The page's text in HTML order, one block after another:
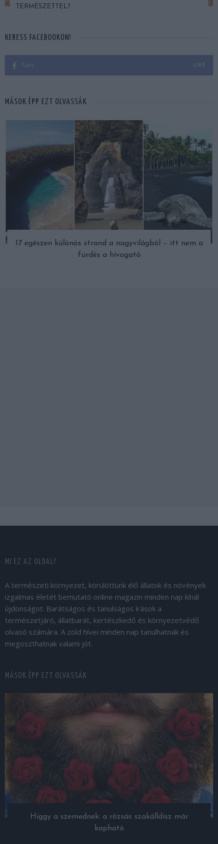
TERMÉSZETTEL?
KERESS FACEBOOKON!
Fans LIKE
MÁSOK ÉPP EZT OLVASSÁK
17 egészen különös strand a nagyvilágból – itt nem a
fürdés a hívogató
MI EZ AZ OLDAL?
A természeti környezet, körülöttünk élő állatok és növények
izgalmas életét bemutató online magazin minden nap kínál
újdonságot. Barátságos és tanulságos írások a
természetjáró, állatbarát, kertészkedő és környezetvédő
olvasó számára. A zöld hívei minden nap tanulhatnak és
megoszthatnak valami jót.
MÁSOK ÉPP EZT OLVASSÁK
Higgy a szemednek: a rózsás szakálldísz már
kapható